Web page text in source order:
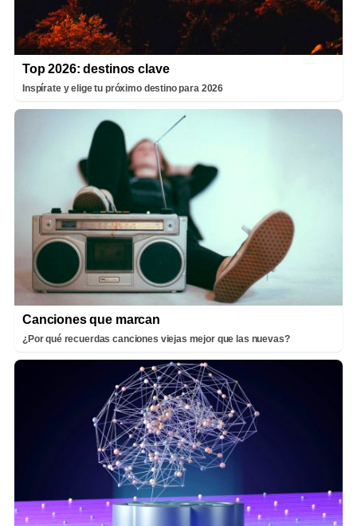
Top 2026: destinos clave
Inspírate y elige tu próximo destino para 2026
Canciones que marcan
¿Por qué recuerdas canciones viejas mejor que las nuevas?